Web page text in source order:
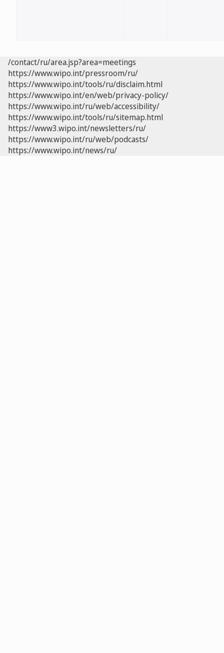
/contact/ru/area.jsp?area=meetings
https://www.wipo.int/pressroom/ru/
https://www.wipo.int/tools/ru/disclaim.html
https://www.wipo.int/en/web/privacy-policy/
https://www.wipo.int/ru/web/accessibility/
https://www.wipo.int/tools/ru/sitemap.html
https://www3.wipo.int/newsletters/ru/
https://www.wipo.int/ru/web/podcasts/
https://www.wipo.int/news/ru/